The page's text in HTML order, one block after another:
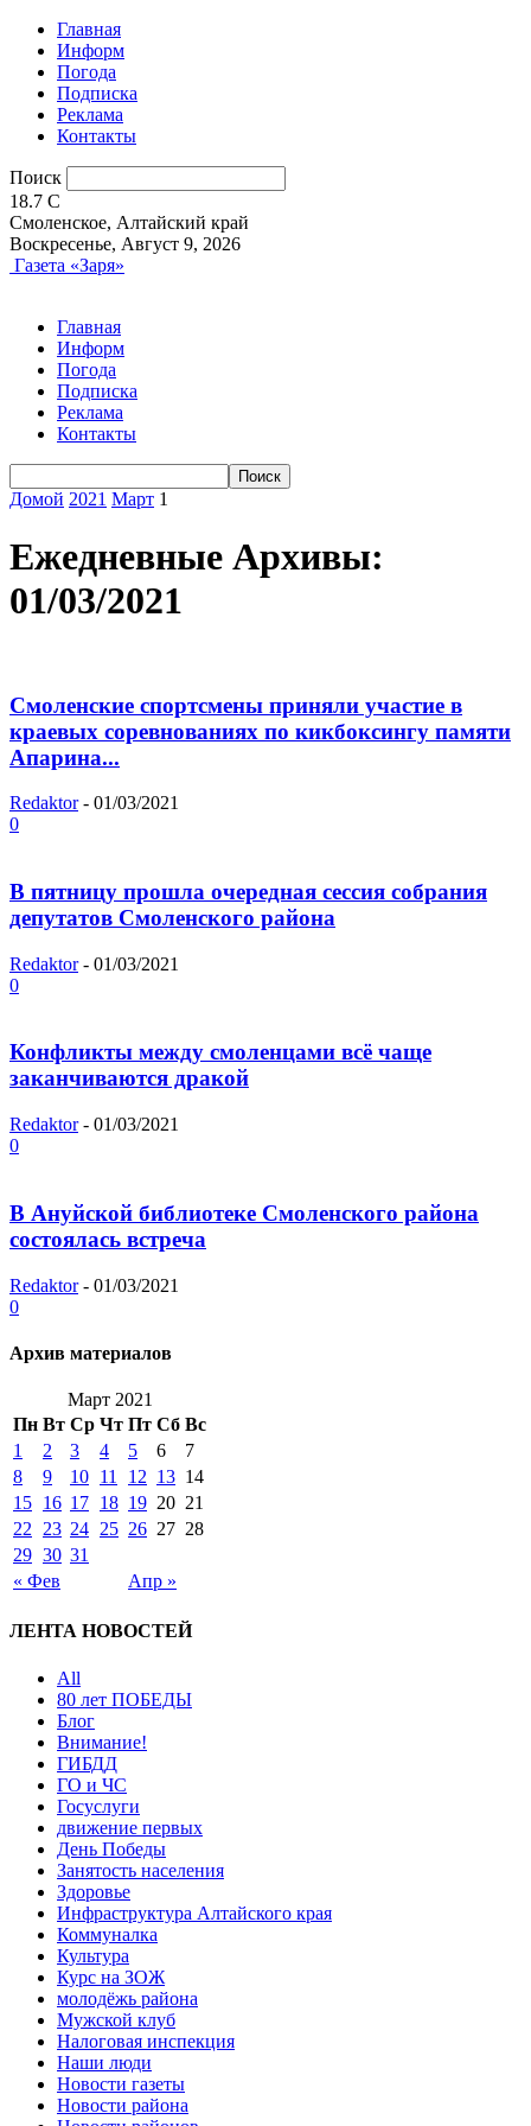
Главная
Информ
Погода
Подписка
Реклама
Контакты
Поиск
18.7 C
Смоленское, Алтайский край
Воскресенье, Август 9, 2026
Газета «Заря»
Главная
Информ
Погода
Подписка
Реклама
Контакты
Домой 2021 Март 1
Ежедневные Архивы:
01/03/2021
Смоленские спортсмены приняли участие в
краевых соревнованиях по кикбоксингу памяти
Апарина...
Redaktor - 01/03/2021
0
В пятницу прошла очередная сессия собрания
депутатов Смоленского района
Redaktor - 01/03/2021
0
Конфликты между смоленцами всё чаще
заканчиваются дракой
Redaktor - 01/03/2021
0
В Ануйской библиотеке Смоленского района
состоялась встреча
Redaktor - 01/03/2021
0
Архив материалов
Март 2021
Пн Вт Ср Чт Пт Сб Вс
« Фев Апр »
1 2 3 4 5 6
7
8
9 10 11 12 13 14
15 16 17 18 19 20 21
22
23 24 25 26 27 28
29 30 31
ЛЕНТА НОВОСТЕЙ
All
80 лет ПОБЕДЫ
Блог
Внимание!
ГИБДД
ГО и ЧС
Госуслуги
движение первых
День Победы
Занятость населения
Здоровье
Инфраструктура Алтайского края
Коммуналка
Культура
Курс на ЗОЖ
молодёжь района
Мужской клуб
Налоговая инспекция
Наши люди
Новости газеты
Новости района